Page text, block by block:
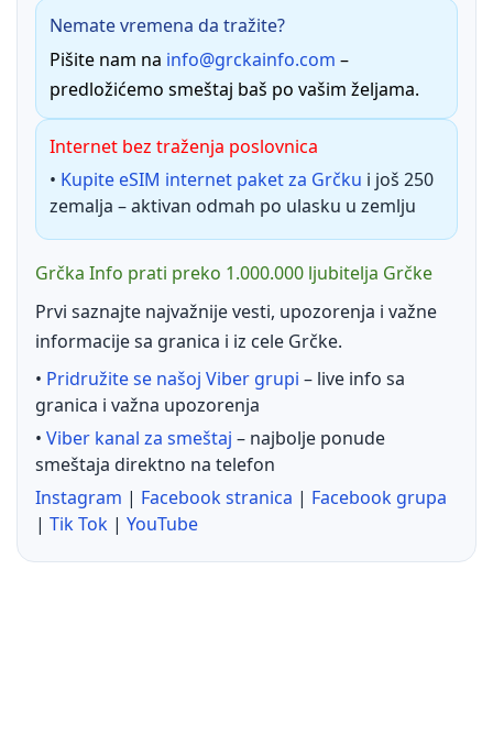
Nemate vremena da tražite?
Pišite nam na info@grckainfo.com –
predložićemo smeštaj baš po vašim željama.
Internet bez traženja poslovnica
• Kupite eSIM internet paket za Grčku i još 250
zemalja – aktivan odmah po ulasku u zemlju
Grčka Info prati preko 1.000.000 ljubitelja Grčke
Prvi saznajte najvažnije vesti, upozorenja i važne
informacije sa granica i iz cele Grčke.
• Pridružite se našoj Viber grupi – live info sa
granica i važna upozorenja
• Viber kanal za smeštaj – najbolje ponude
smeštaja direktno na telefon
Instagram | Facebook stranica | Facebook grupa
| Tik Tok | YouTube